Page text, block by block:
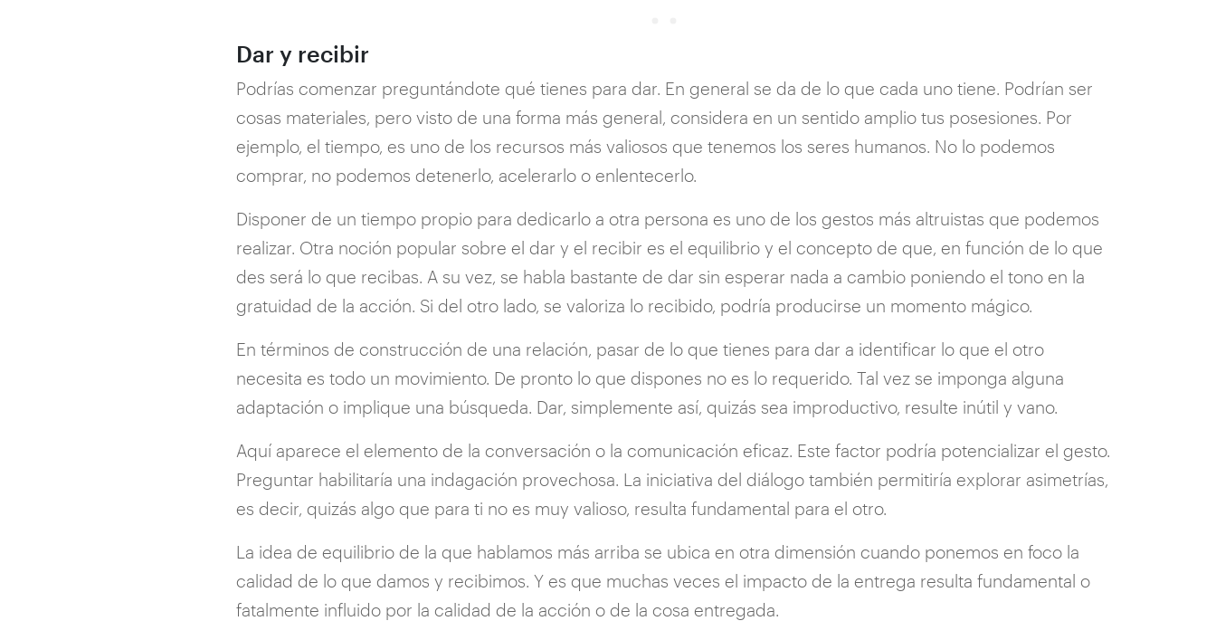
Dar y recibir
Podrías comenzar preguntándote qué tienes para dar. En general se da de lo que cada uno tiene. Podrían ser
cosas materiales, pero visto de una forma más general, considera en un sentido amplio tus posesiones. Por
ejemplo, el tiempo, es uno de los recursos más valiosos que tenemos los seres humanos. No lo podemos
comprar, no podemos detenerlo, acelerarlo o enlentecerlo.
Disponer de un tiempo propio para dedicarlo a otra persona es uno de los gestos más altruistas que podemos
realizar. Otra noción popular sobre el dar y el recibir es el equilibrio y el concepto de que, en función de lo que
des será lo que recibas. A su vez, se habla bastante de dar sin esperar nada a cambio poniendo el tono en la
gratuidad de la acción. Si del otro lado, se valoriza lo recibido, podría producirse un momento mágico.
En términos de construcción de una relación, pasar de lo que tienes para dar a identificar lo que el otro
necesita es todo un movimiento. De pronto lo que dispones no es lo requerido. Tal vez se imponga alguna
adaptación o implique una búsqueda. Dar, simplemente así, quizás sea improductivo, resulte inútil y vano.
Aquí aparece el elemento de la conversación o la comunicación eficaz. Este factor podría potencializar el gesto.
Preguntar habilitaría una indagación provechosa. La iniciativa del diálogo también permitiría explorar asimetrías,
es decir, quizás algo que para ti no es muy valioso, resulta fundamental para el otro.
La idea de equilibrio de la que hablamos más arriba se ubica en otra dimensión cuando ponemos en foco la
calidad de lo que damos y recibimos. Y es que muchas veces el impacto de la entrega resulta fundamental o
fatalmente influido por la calidad de la acción o de la cosa entregada.